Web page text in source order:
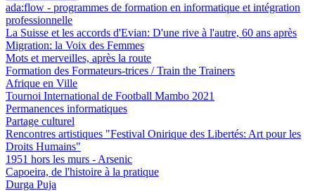
ada:flow - programmes de formation en informatique et intégration
professionnelle
La Suisse et les accords d'Evian: D'une rive à l'autre, 60 ans après
Migration: la Voix des Femmes
Mots et merveilles, après la route
Formation des Formateurs-trices / Train the Trainers
Afrique en Ville
Tournoi International de Football Mambo 2021
Permanences informatiques
Partage culturel
Rencontres artistiques "Festival Onirique des Libertés: Art pour les
Droits Humains"
1951 hors les murs - Arsenic
Capoeira, de l'histoire à la pratique
Durga Puja